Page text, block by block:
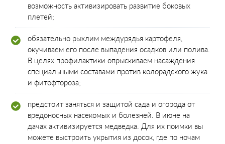
возможность активизировать развитие боковых
плетей;
обязательно рыхлим междурядья картофеля,
окучиваем его после выпадения осадков или полива.
В целях профилактики опрыскиваем насаждения
специальными составами против колорадского жука
и фитофтороза;
предстоит заняться и защитой сада и огорода от
вредоносных насекомых и болезней. В июне на
дачах активизируется медведка. Для их поимки вы
можете выстроить укрытия из досок, где по ночам